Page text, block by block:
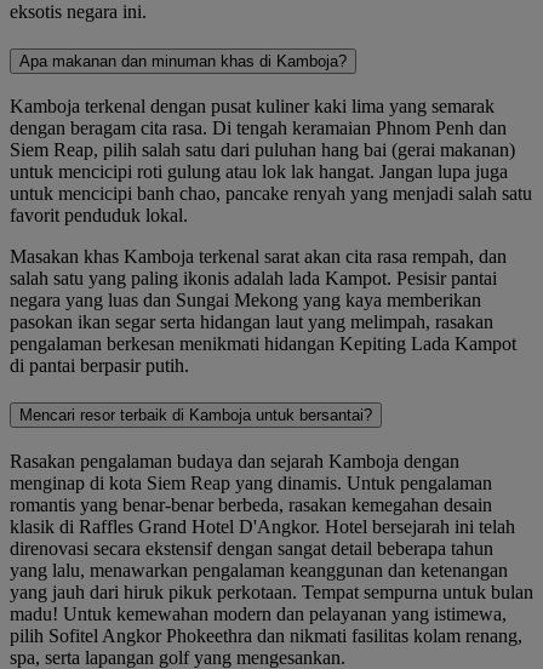
eksotis negara ini.
Apa makanan dan minuman khas di Kamboja?
Kamboja terkenal dengan pusat kuliner kaki lima yang semarak
dengan beragam cita rasa. Di tengah keramaian Phnom Penh dan
Siem Reap, pilih salah satu dari puluhan hang bai (gerai makanan)
untuk mencicipi roti gulung atau lok lak hangat. Jangan lupa juga
untuk mencicipi banh chao, pancake renyah yang menjadi salah satu
favorit penduduk lokal.
Masakan khas Kamboja terkenal sarat akan cita rasa rempah, dan
salah satu yang paling ikonis adalah lada Kampot. Pesisir pantai
negara yang luas dan Sungai Mekong yang kaya memberikan
pasokan ikan segar serta hidangan laut yang melimpah, rasakan
pengalaman berkesan menikmati hidangan Kepiting Lada Kampot
di pantai berpasir putih.
Mencari resor terbaik di Kamboja untuk bersantai?
Rasakan pengalaman budaya dan sejarah Kamboja dengan
menginap di kota Siem Reap yang dinamis. Untuk pengalaman
romantis yang benar-benar berbeda, rasakan kemegahan desain
klasik di Raffles Grand Hotel D'Angkor. Hotel bersejarah ini telah
direnovasi secara ekstensif dengan sangat detail beberapa tahun
yang lalu, menawarkan pengalaman keanggunan dan ketenangan
yang jauh dari hiruk pikuk perkotaan. Tempat sempurna untuk bulan
madu! Untuk kemewahan modern dan pelayanan yang istimewa,
pilih Sofitel Angkor Phokeethra dan nikmati fasilitas kolam renang,
spa, serta lapangan golf yang mengesankan.